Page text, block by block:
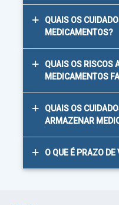
QUAIS OS
MEDICAMENTOS?
QUAIS OS RISCOS
MEDICAMENTOS
QUAIS OS
ARMAZENAR
O QUE É PRAZO DE